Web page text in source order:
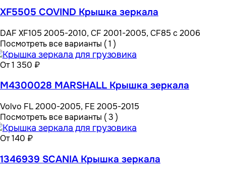
XF5505 COVIND Крышка зеркала
DAF XF105 2005-2010, CF 2001-2005, CF85 с 2006
Посмотреть все варианты ( 1 )
От 1 350 ₽
M4300028 MARSHALL Крышка зеркала
Volvo FL 2000-2005, FE 2005-2015
Посмотреть все варианты ( 3 )
От 140 ₽
1346939 SCANIA Крышка зеркала